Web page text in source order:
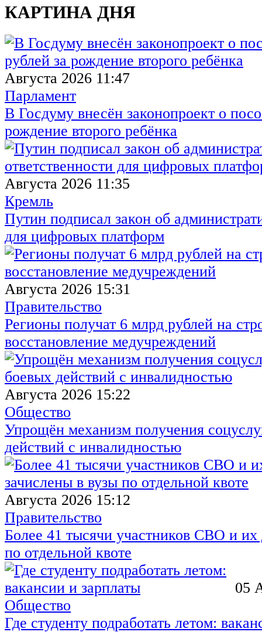
КАРТИНА ДНЯ
Августа 2026 11:47
Парламент
В Госдуму внесён законопроект о
рождение второго ребёнка
Августа 2026 11:35
Кремль
Путин подписал закон об
для цифровых платформ
Августа 2026 15:31
Правительство
Регионы получат 6 млрд рублей на
восстановление медучреждений
Августа 2026 15:22
Общество
Упрощён механизм получения
действий с инвалидностью
Августа 2026 15:12
Правительство
Более 41 тысячи участников СВО и их
по отдельной квоте
05
Общество
Где студенту подработать летом: